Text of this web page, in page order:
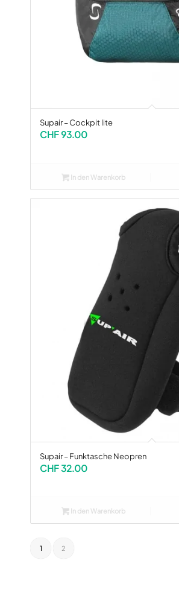
Supair – Cockpit lite
CHF93.00
In den Warenkorb
Supair – Funktasche Neopren
CHF32.00
In den Warenkorb
1 2